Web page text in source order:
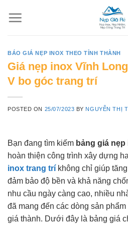
BÁO GIÁ NẸP INOX THEO TỈNH THÀNH
Giá nẹp inox Vĩnh
V bo góc trang trí
POSTED ON 25/07/2023 BY NGUYỄN THỊ
Bạn đang tìm kiếm bảng giá
hoàn thiện công trình xây dựng
inox trang trí không chỉ giúp
đảm bảo độ bền và khả năng
nhu cầu ngày càng cao, nhiều
đã mang đến các dòng sản
giá thành. Dưới đây là bảng giá